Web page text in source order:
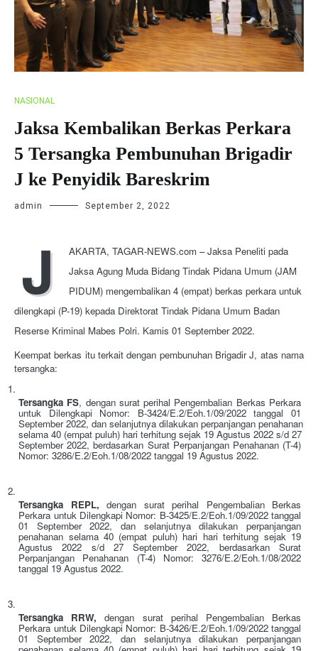
NASIONAL
Jaksa Kembalikan Berkas Perkara
5 Tersangka Pembunuhan Brigadir
J ke Penyidik Bareskrim
admin September 2, 2022
J
AKARTA, TAGAR-NEWS.com – Jaksa Peneliti pada
Jaksa Agung Muda Bidang Tindak Pidana Umum (JAM
PIDUM) mengembalikan 4 (empat) berkas perkara untuk
dilengkapi (P-19) kepada Direktorat Tindak Pidana Umum Badan
Reserse Kriminal Mabes Polri. Kamis 01 September 2022.
Keempat berkas itu terkait dengan pembunuhan Brigadir J, atas nama
tersangka:
Tersangka FS, dengan surat perihal Pengembalian Berkas Perkara
untuk Dilengkapi Nomor: B-3424/E.2/Eoh.1/09/2022 tanggal 01
September 2022, dan selanjutnya dilakukan perpanjangan penahanan
selama 40 (empat puluh) hari terhitung sejak 19 Agustus 2022 s/d 27
September 2022, berdasarkan Surat Perpanjangan Penahanan (T-4)
Nomor: 3286/E.2/Eoh.1/08/2022 tanggal 19 Agustus 2022.
Tersangka REPL, dengan surat perihal Pengembalian Berkas
Perkara untuk Dilengkapi Nomor: B-3425/E.2/Eoh.1/09/2022 tanggal
01 September 2022, dan selanjutnya dilakukan perpanjangan
penahanan selama 40 (empat puluh) hari hari terhitung sejak 19
Agustus 2022 s/d 27 September 2022, berdasarkan Surat
Perpanjangan Penahanan (T-4) Nomor: 3276/E.2/Eoh.1/08/2022
tanggal 19 Agustus 2022.
Tersangka RRW, dengan surat perihal Pengembalian Berkas
Perkara untuk Dilengkapi Nomor: B-3426/E.2/Eoh.1/09/2022 tanggal
01 September 2022, dan selanjutnya dilakukan perpanjangan